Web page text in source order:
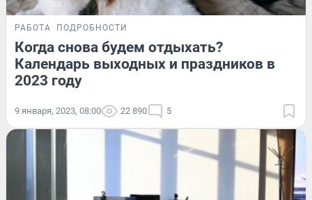
РАБОТА ПОДРОБНОСТИ
Когда снова будем отдыхать?
Календарь выходных и праздников в
2023 году
9 января, 2023, 08:00 22 890 5